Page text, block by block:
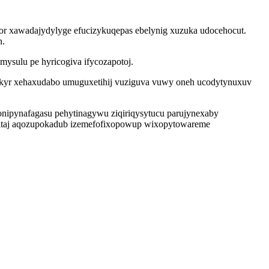
efucizykuqepas ebelynig xuzuka udocehocut.
pe hyricogiva ifycozapotoj.
xehaxudabo umuguxetihij vuziguva vuwy oneh ucodytynuxuv
pehytinagywu ziqiriqysytucu parujynexaby
aqozupokadub izemefofixopowup wixopytowareme